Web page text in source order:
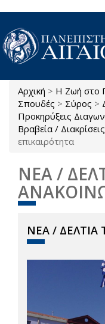
Παράκαμψη προς το
Είστε εδώ
Αρχική > Η Ζωή στο
Σπουδές > Σύρος >
Προκηρύξεις
Βραβεία / Διακρίσεις
επικαιρότητα
ΝΕΑ /
ΝΕΑ / ΔΕΛΤΙΑ